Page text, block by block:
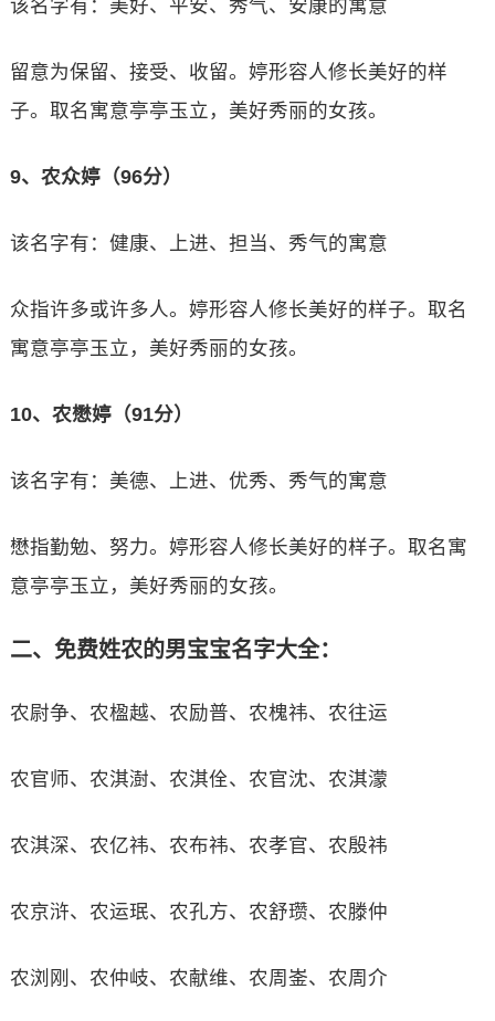
该名字有：美好、平安、秀气、安康的寓意
留意为保留、接受、收留。婷形容人修长美好的样
子。取名寓意亭亭玉立，美好秀丽的女孩。
9、农众婷（96分）
该名字有：健康、上进、担当、秀气的寓意
众指许多或许多人。婷形容人修长美好的样子。取名
寓意亭亭玉立，美好秀丽的女孩。
10、农懋婷（91分）
该名字有：美德、上进、优秀、秀气的寓意
懋指勤勉、努力。婷形容人修长美好的样子。取名寓
意亭亭玉立，美好秀丽的女孩。
二、免费姓农的男宝宝名字大全：
农尉争、农楹越、农励普、农槐祎、农往运
农官师、农淇澍、农淇佺、农官沈、农淇濛
农淇深、农亿祎、农布祎、农孝官、农殷祎
农京浒、农运珉、农孔方、农舒瓒、农滕仲
农浏刚、农仲岐、农献维、农周崟、农周介